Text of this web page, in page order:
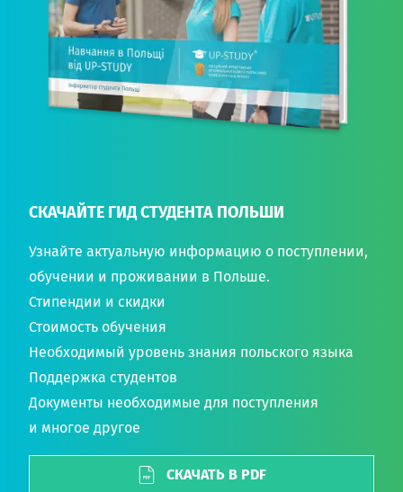
СКАЧАЙТЕ ГИД СТУДЕНТА ПОЛЬШИ
Узнайте актуальную информацию о поступлении,
обучении и проживании в Польше.
Стипендии и скидки
Стоимость обучения
Необходимый уровень знания польского языка
Поддержка студентов
Документы необходимые для поступления
и многое другое
СКАЧАТЬ В PDF